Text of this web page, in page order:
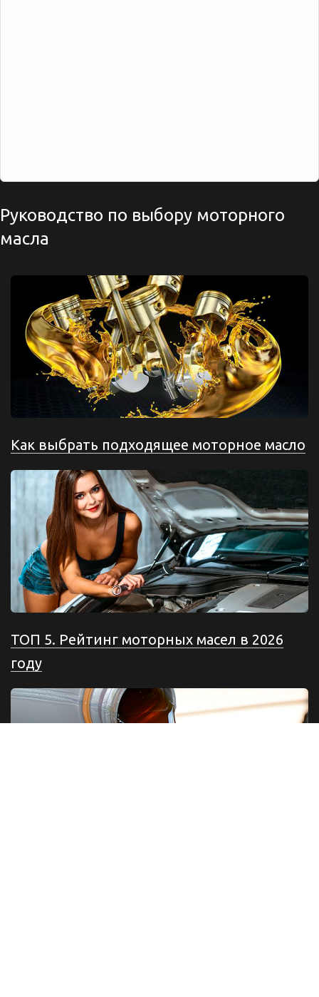
Руководство по выбору моторного
масла
Как выбрать подходящее моторное масло
ТОП 5. Рейтинг моторных масел в 2026
году